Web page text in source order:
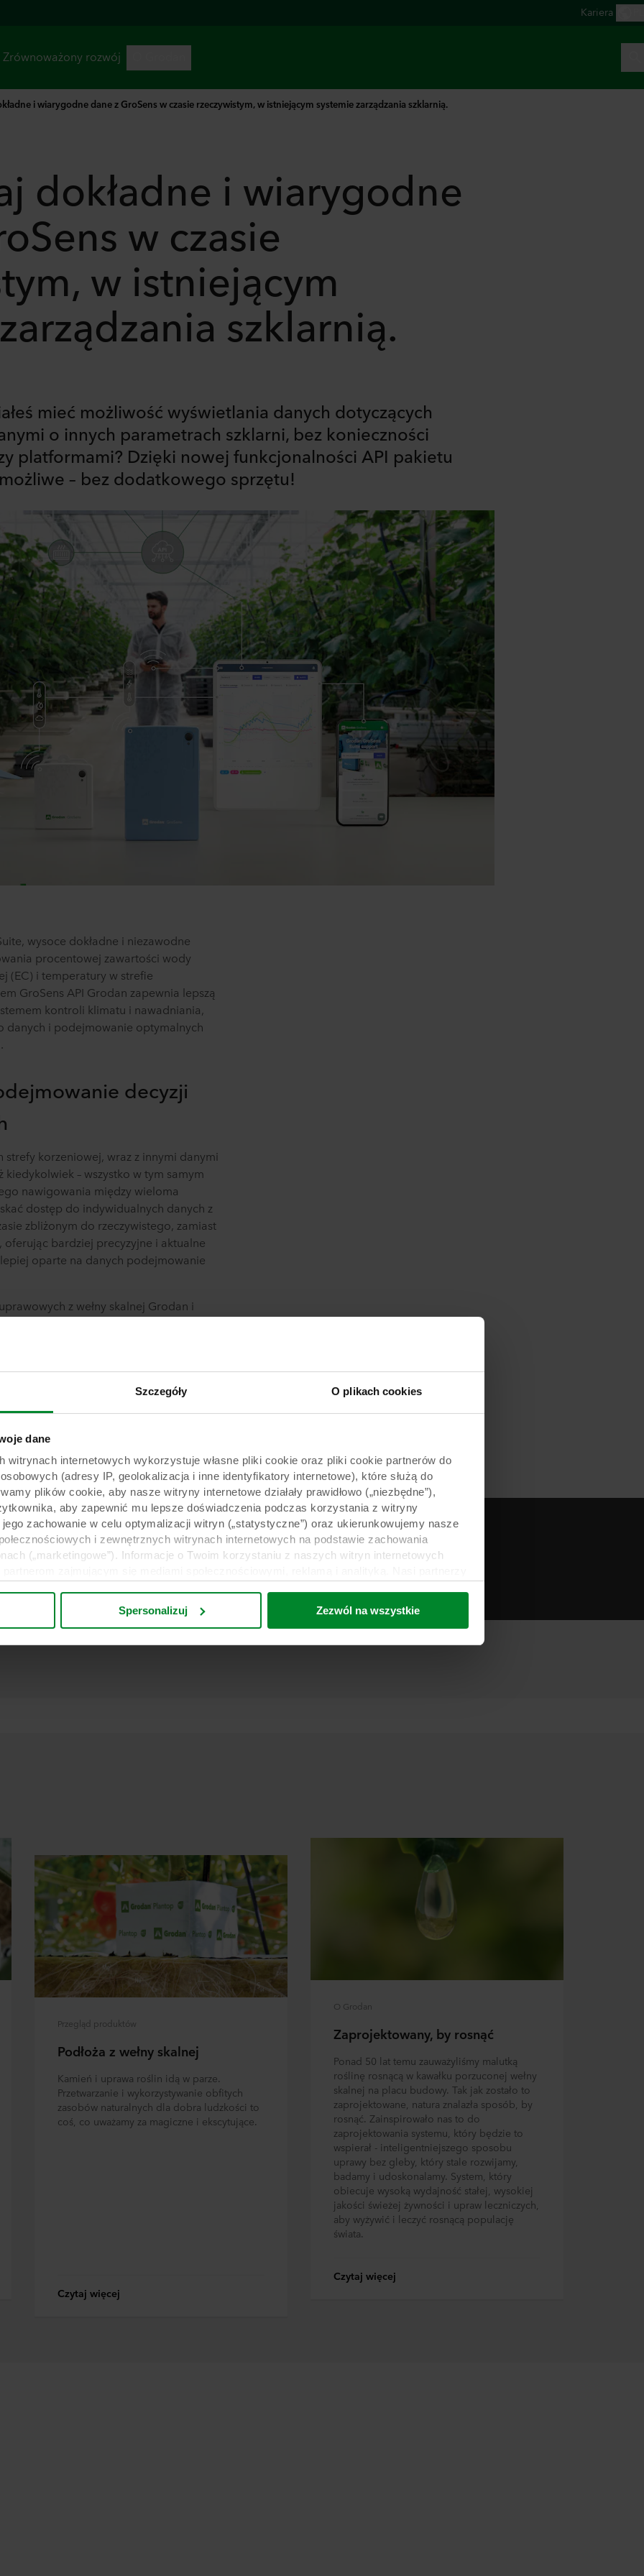
Szczegóły O plikach cookies
dane
witrynach internetowych wykorzystuje własne pliki cookie oraz pliki cookie partnerów do
(adresy IP, geolokalizacja i inne identyfikatory internetowe), które służą do
plików cookie, aby nasze witryny internetowe działały prawidłowo („niezbędne”),
aby zapewnić mu lepsze doświadczenia podczas korzystania z witryny
jego zachowanie w celu optymalizacji witryn („statystyczne”) oraz ukierunkowujemy nasze
i zewnętrznych witrynach internetowych na podstawie zachowania
(„marketingowe”). Informacje o Twoim korzystaniu z naszych witryn internetowych
Partner może mieć siedzibę w niezabezpieczonych krajach trzecich, między innymi w
pliki cookie przyjmujesz do wiadomości takie przesyłanie danych oraz fakt, że
przez nas z plików cookie można znaleźć w rozdziale „Informacje”, zaś na temat
osobowych w
Spersonalizuj Zezwól na wszystkie
i wiarygodne dane z GroSens w czasie rzeczywistym, w istniejącym systemie zarządzania szklarnią.
dokładne i wiarygodne
w czasie
w istniejącym
szklarnią.
mieć możliwość wyświetlania danych dotyczących
o innych parametrach szklarni, bez konieczności
platformami? Dzięki nowej funkcjonalności API pakietu
– bez dodatkowego sprzętu!
wysoce dokładne i niezawodne
procentowej zawartości wody
(EC) i temperatury w strefie
GroSens API Grodan zapewnia lepszą
kontroli klimatu i nawadniania,
danych i podejmowanie optymalnych
decyzji
strefy korzeniowej, wraz z innymi danymi
kiedykolwiek – wszystko w tym samym
nawigowania między wieloma
dostęp do indywidualnych danych z
zbliżonym do rzeczywistego, zamiast
bardziej precyzyjne i aktualne
oparte na danych podejmowanie
z wełny skalnej Grodan i
rzeczywistym dla precyzyjnej
wskazówki, krok po kroku,
z istniejącym systemem już dziś!
umożliwia różnym systemom
danych między sobą.
Poproś o wersję próbną
Poproś o wersję próbną
Przegląd produktów
Podłoża z wełny skalnej
Kamień i uprawa roślin idą w parze.
Przetwarzanie i wykorzystywanie obfitych
zasobów naturalnych dla dobra ludzkości to
coś, co uważamy za magiczne i ekscytujące.
Czytaj więcej
O Grodan
Zaprojektowany, by rosnąć
Ponad 50 lat temu zauważyliśmy malutką
roślinę rosnącą w kawałku porzuconej wełny
skalnej na placu budowy. Tak jak zostało to
zaprojektowane, natura znalazła sposób, by
rosnąć. Zainspirowało nas to do
zaprojektowania systemu, który będzie to
wspierał - inteligentniejszego sposobu
uprawy bez gleby, który stale rozwijamy,
badamy i udoskonalamy. System, który
obiecuje wysoką wydajność stałej, wysokiej
jakości świeżej żywności i upraw leczniczych,
aby wyżywić i leczyć rosnącą populację
świata.
Czytaj więcej